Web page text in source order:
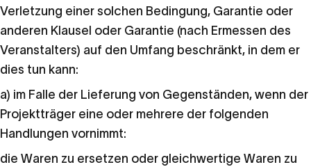
Verletzung einer solchen Bedingung, Garantie oder
anderen Klausel oder Garantie (nach Ermessen des
Veranstalters) auf den Umfang beschränkt, in dem er
dies tun kann:
a) im Falle der Lieferung von Gegenständen, wenn der
Projektträger eine oder mehrere der folgenden
Handlungen vornimmt:
die Waren zu ersetzen oder gleichwertige Waren zu